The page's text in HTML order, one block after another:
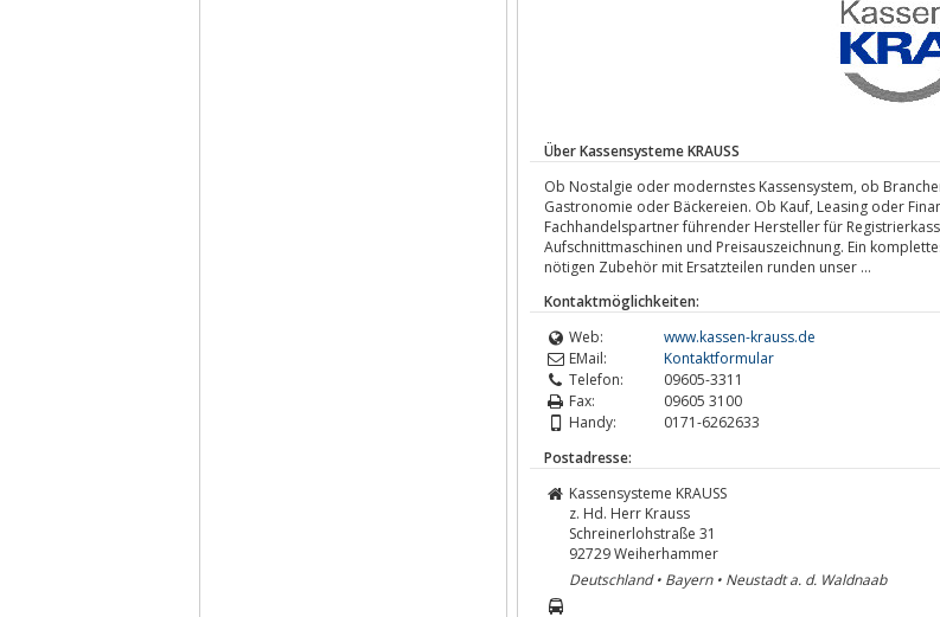
Über Kassensysteme KRAUSS
Ob Nostalgie oder modernstes Kassensystem, ob
Gastronomie oder Bäckereien. Ob Kauf, Leasing oder
Fachhandelspartner führender Hersteller für
Aufschnittmaschinen und Preisauszeichnung. Ein
nötigen Zubehör mit Ersatzteilen runden unser ...
Kontaktmöglichkeiten:
Web:
www.kassen-krauss.de
EMail:
Kontaktformular
Telefon:
09605-3311
Fax:
09605 3100
Handy:
0171-6262633
Postadresse:
Kassensysteme KRAUSS
z. Hd. Herr Krauss
Schreinerlohstraße 31
92729Weiherhammer
Deutschland • Bayern • Neustadt a. d. Waldnaab